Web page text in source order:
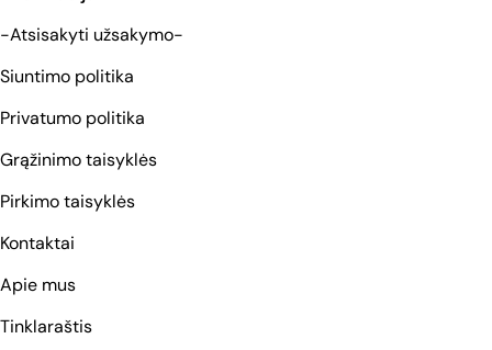
-Atsisakyti užsakymo-
Siuntimo politika
Privatumo politika
Grąžinimo taisyklės
Pirkimo taisyklės
Kontaktai
Apie mus
Tinklaraštis